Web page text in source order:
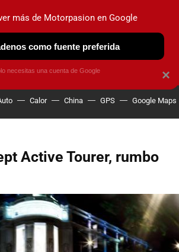
ELÉCTRICOS OBSERVATORIO
Calor China GPS Google Maps
Active Tourer, rumbo
×
más de Motorpasion en Google
como fuente preferida
necesitas una cuenta de Google